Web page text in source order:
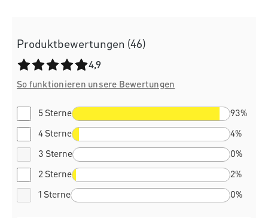
Produktbewertungen (46)
Durchschnittliche Bewertung von 4.9 von 5 Sternen
4,9
So funktionieren unsere Bewertungen
5 Sterne 93%
4 Sterne 4%
3 Sterne 0%
2 Sterne 2%
1 Sterne 0%